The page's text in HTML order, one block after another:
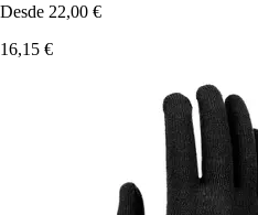
Desde 22,00 €
16,15 €